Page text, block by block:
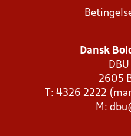
Dansk
DBU
2605
T: 4326 2222
M: